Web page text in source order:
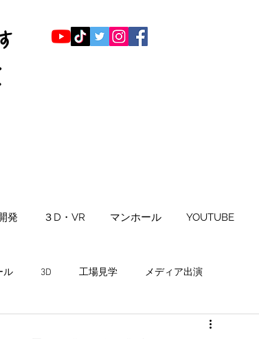
発 ３D・VR マンホール YOUTUBE
ル 3D 工場見学 メディア出演